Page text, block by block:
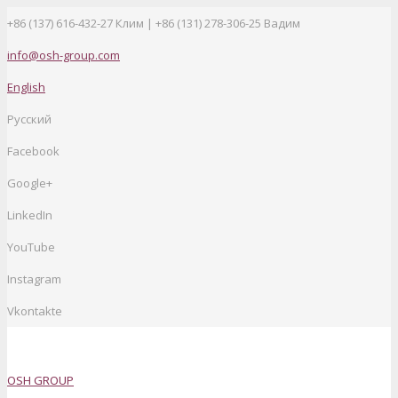
+86 (137) 616-432-27 Клим | +86 (131) 278-306-25 Вадим
info@osh-group.com
English
Русский
Facebook
Google+
LinkedIn
YouTube
Instagram
Vkontakte
OSH GROUP